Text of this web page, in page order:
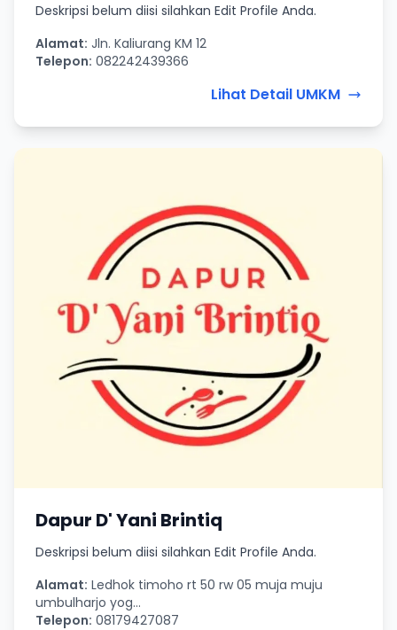
Deskripsi belum diisi silahkan Edit Profile Anda.
Alamat: Jln. Kaliurang KM 12
Telepon: 082242439366
Lihat Detail UMKM
Dapur D' Yani Brintiq
Deskripsi belum diisi silahkan Edit Profile Anda.
Alamat: Ledhok timoho rt 50 rw 05 muja muju
umbulharjo yog...
Telepon: 08179427087